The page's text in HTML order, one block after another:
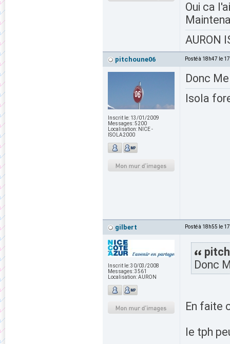
Oui ca
AURON
pitchoune06 Posté à 18h47 le
Inscrit le: 13/01/2009
Messages:5200
Localisation: NICE -
ISOLA2000
Donc
Isola
gilbert Posté à 18h55 le
Inscrit le:30/03/2008
Messages:3561
Localisation:AURON
Donc
En faite
le tph